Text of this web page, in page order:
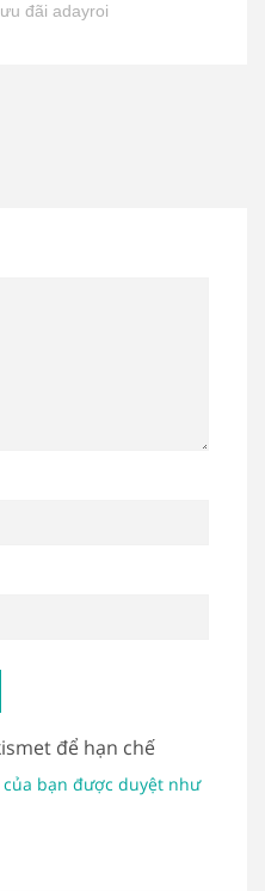
ưu đãi adayroi
để hạn chế
bạn được duyệt như